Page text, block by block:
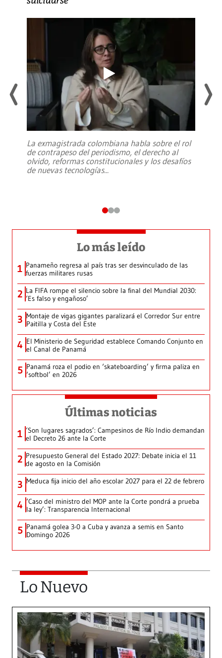
La exmagistrada colombiana habla sobre el rol
de contrapeso del periodismo, el derecho al
olvido, reformas constitucionales y los desafíos
de nuevas tecnologías...
Lo más leído
1 Panameño regresa al país tras ser desvinculado de las
fuerzas militares rusas
2 La FIFA rompe el silencio sobre la final del Mundial 2030:
‘Es falso y engañoso’
3 Montaje de vigas gigantes paralizará el Corredor Sur entre
Paitilla y Costa del Este
4 El Ministerio de Seguridad establece Comando Conjunto en
el Canal de Panamá
5 Panamá roza el podio en ‘skateboarding’ y firma paliza en
‘softbol’ en 2026
Últimas noticias
1 ‘Son lugares sagrados’: Campesinos de Río Indio demandan
el Decreto 26 ante la Corte
2 Presupuesto General del Estado 2027: Debate inicia el 11
de agosto en la Comisión
3 Meduca fija inicio del año escolar 2027 para el 22 de febrero
4 ‘Caso del ministro del MOP ante la Corte pondrá a prueba
la ley’: Transparencia Internacional
5 Panamá golea 3-0 a Cuba y avanza a semis en Santo
Domingo 2026
Lo Nuevo